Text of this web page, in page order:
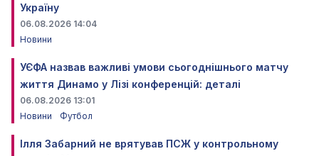
Україну
06.08.2026 14:04
Новини
УЄФА назвав важливі умови сьогоднішнього матчу
життя Динамо у Лізі конференцій: деталі
06.08.2026 13:01
Новини
Футбол
Ілля Забарний не врятував ПСЖ у контрольному